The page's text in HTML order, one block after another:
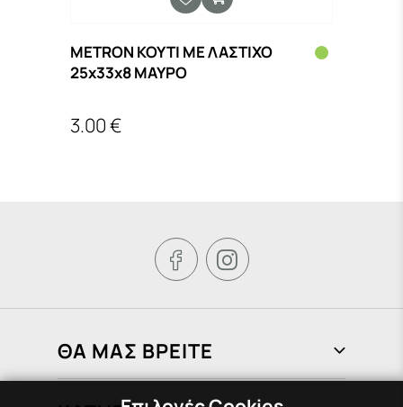
METRON ΚΟΥΤΙ ΜΕ ΛΑΣΤΙΧΟ
25x33x8 ΜΑΥΡΟ
3.00 €
 
ΘΑ ΜΑΣ ΒΡΕΙΤΕ